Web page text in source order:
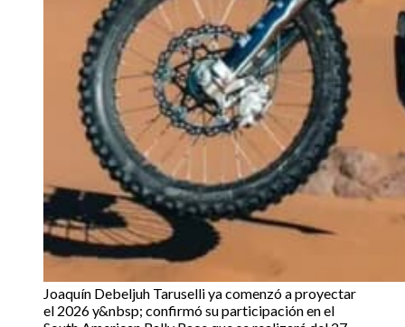
Joaquín Debeljuh Taruselli ya comenzó a proyectar
el 2026 y&nbsp; confirmó su participación en el